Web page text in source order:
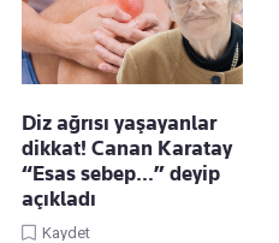
Diz ağrısı yaşayanlar
dikkat! Canan Karatay
“Esas sebep…” deyip
açıkladı
Kaydet